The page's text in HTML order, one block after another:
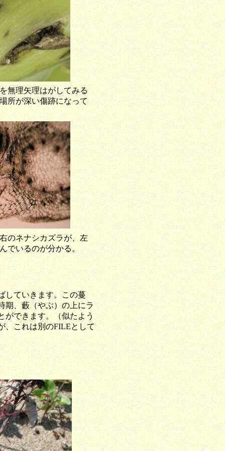
無理矢理はがしてみる
所が深い傷跡になって
のネナシカズラが、左
でいるのが分かる。
していきます。この蔓
期、藪（やぶ）の上にラ
ができます。（似たよう
、これは別のFILEとして